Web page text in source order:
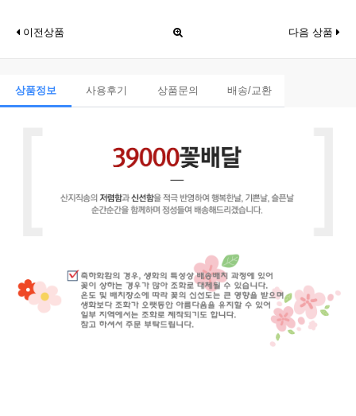
이전상품 다음 상품
상품정보 사용후기 상품문의 배송/교환